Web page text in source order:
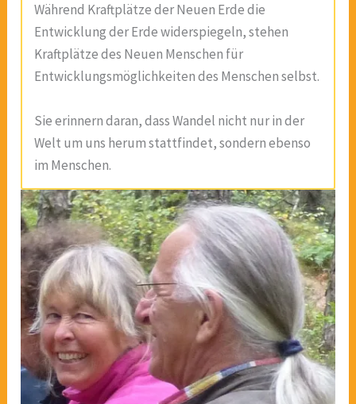
Während Kraftplätze der Neuen Erde die
Entwicklung der Erde widerspiegeln, stehen
Kraftplätze des Neuen Menschen für
Entwicklungsmöglichkeiten des Menschen selbst.
Sie erinnern daran, dass Wandel nicht nur in der
Welt um uns herum stattfindet, sondern ebenso
im Menschen.